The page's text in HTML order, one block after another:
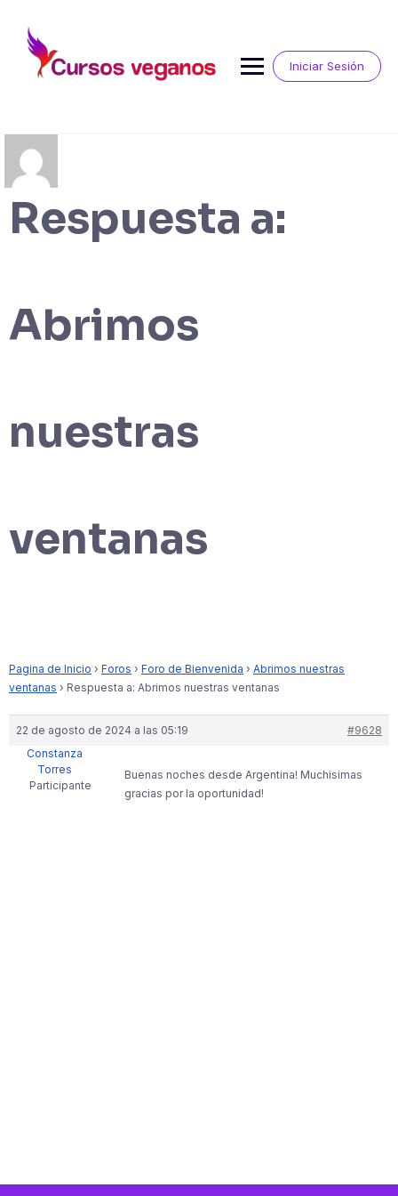
contenido
Iniciar Sesión
Respuesta a:
Abrimos
nuestras
ventanas
Pagina de Inicio › Foros › Foro de Bienvenida › Abrimos nuestras
ventanas › Respuesta a: Abrimos nuestras ventanas
22 de agosto de 2024 a las 05:19
#9628
Constanza
Torres
Participante
Buenas noches desde Argentina! Muchisimas
gracias por la oportunidad!